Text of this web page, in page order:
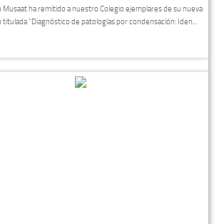
Musaat ha remitido a nuestro Colegio ejemplares de su nueva
titulada “Diagnóstico de patologías por condensación: Iden...